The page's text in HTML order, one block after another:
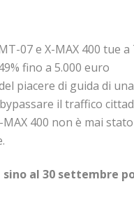
07 e X-MAX 400 tue a
fino a 5.000 euro
piacere di guida di
il traffico
MAX 400 non è mai
sino al 30 settembre